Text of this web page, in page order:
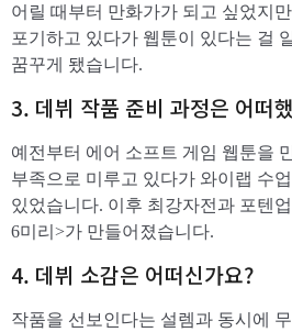
어릴 때부터 만화가가 되고 싶었지
포기하고 있다가 웹툰이 있다는 걸
꿈꾸게 됐습니다.
​3. 데뷔 작품 준비 과정은 어떠
예전부터 에어 소프트 게임 웹툰을
부족으로 미루고 있다가 와이랩 수
있었습니다. 이후 최강자전과 포텐
6미리>가 만들어졌습니다.
​4. 데뷔 소감은 어떠신가요?
작품을 선보인다는 설렘과 동시에